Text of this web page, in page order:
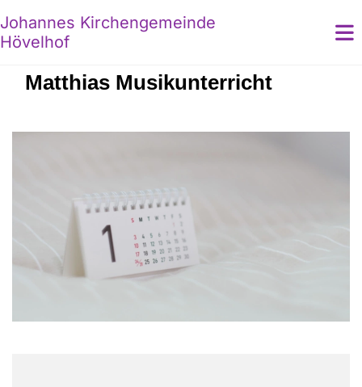
Johannes Kirchengemeinde
Hövelhof
Matthias Musikunterricht